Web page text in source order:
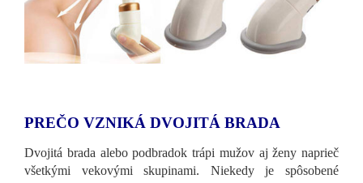
PREČO VZNIKÁ DVOJITÁ BRADA
Dvojitá brada alebo podbradok trápi mužov aj ženy naprieč
všetkými vekovými skupinami. Niekedy je spôsobené